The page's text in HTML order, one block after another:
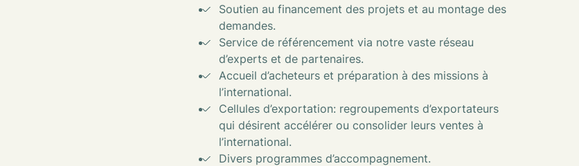
Soutien au financement des projets et au montage des
demandes.
Service de référencement via notre vaste réseau
d’experts et de partenaires.
Accueil d’acheteurs et préparation à des missions à
l’international.
Cellules d’exportation: regroupements d’exportateurs
qui désirent accélérer ou consolider leurs ventes à
l’international.
Divers programmes d’accompagnement.